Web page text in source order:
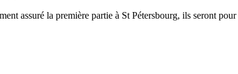
assuré la première partie à St Pétersbourg, ils seront